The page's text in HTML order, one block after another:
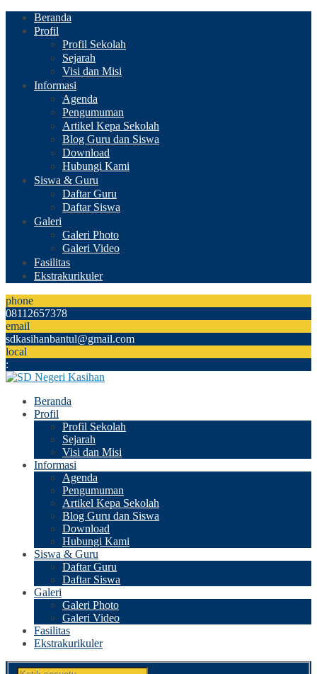
Beranda
Profil
Profil Sekolah
Sejarah
Visi dan Misi
Informasi
Agenda
Pengumuman
Artikel Kepa Sekolah
Blog Guru dan Siswa
Download
Hubungi Kami
Siswa & Guru
Daftar Guru
Daftar Siswa
Galeri
Galeri Photo
Galeri Video
Fasilitas
Ekstrakurikuler
phone
08112657378
email
sdkasihanbantul@gmail.com
local
:
Beranda
Profil
Profil Sekolah
Sejarah
Visi dan Misi
Informasi
Agenda
Pengumuman
Artikel Kepa Sekolah
Blog Guru dan Siswa
Download
Hubungi Kami
Siswa & Guru
Daftar Guru
Daftar Siswa
Galeri
Galeri Photo
Galeri Video
Fasilitas
Ekstrakurikuler